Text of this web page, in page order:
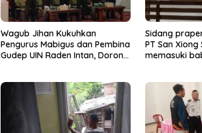
Wagub Jihan Kukuhkan
Pengurus Mabigus dan Pembina
Gudep UIN Raden Intan, Dorong
Sidang
PT San Xiong
memasuki